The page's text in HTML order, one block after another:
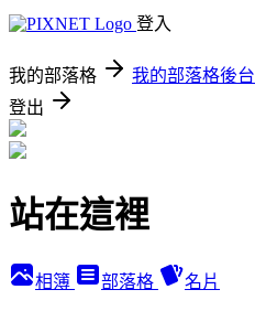
登入
我的部落格 我的部落格後台
登出
站在這裡
相簿 部落格 名片